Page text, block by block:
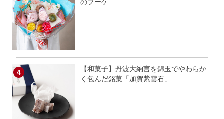
のブーケ
【和菓子】丹波大納言を錦玉でやわらか
く包んだ銘菓「加賀紫雲石」